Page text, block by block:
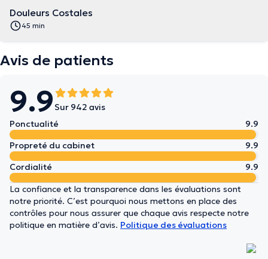
Douleurs Costales
45 min
Avis de patients
9.9 Sur 942 avis
Ponctualité
9.9
Propreté du cabinet
9.9
Cordialité
9.9
La confiance et la transparence dans les évaluations sont
notre priorité. C’est pourquoi nous mettons en place des
contrôles pour nous assurer que chaque avis respecte notre
politique en matière d’avis. Politique des évaluations